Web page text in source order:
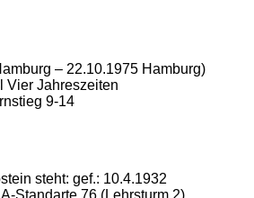
– 22.10.1975 Hamburg)
Vier Jahreszeiten
9-14
steht: gef.: 10.4.1932
Standarte 76 (Lehrsturm 2)